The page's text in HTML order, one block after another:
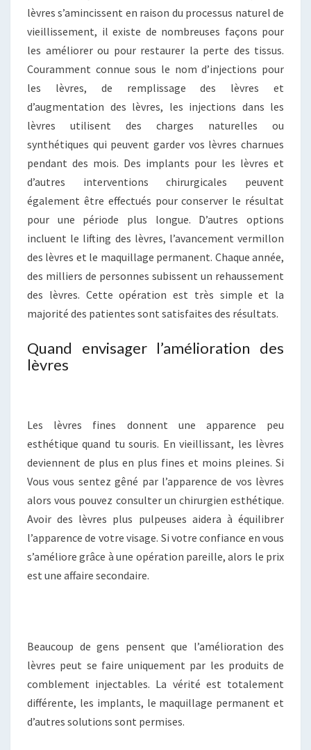
lèvres s’amincissent en raison du processus naturel de
vieillissement, il existe de nombreuses façons pour
les améliorer ou pour restaurer la perte des tissus.
Couramment connue sous le nom d’injections pour
les lèvres, de remplissage des lèvres et
d’augmentation des lèvres, les injections dans les
lèvres utilisent des charges naturelles ou
synthétiques qui peuvent garder vos lèvres charnues
pendant des mois. Des implants pour les lèvres et
d’autres interventions chirurgicales peuvent
également être effectués pour conserver le résultat
pour une période plus longue. D’autres options
incluent le lifting des lèvres, l’avancement vermillon
des lèvres et le maquillage permanent. Chaque année,
des milliers de personnes subissent un rehaussement
des lèvres. Cette opération est très simple et la
majorité des patientes sont satisfaites des résultats.
Quand envisager l’amélioration des
lèvres
Les lèvres fines donnent une apparence peu
esthétique quand tu souris. En vieillissant, les lèvres
deviennent de plus en plus fines et moins pleines. Si
Vous vous sentez gêné par l’apparence de vos lèvres
alors vous pouvez consulter un chirurgien esthétique.
Avoir des lèvres plus pulpeuses aidera à équilibrer
l’apparence de votre visage. Si votre confiance en vous
s’améliore grâce à une opération pareille, alors le prix
est une affaire secondaire.
Beaucoup de gens pensent que l’amélioration des
lèvres peut se faire uniquement par les produits de
comblement injectables. La vérité est totalement
différente, les implants, le maquillage permanent et
d’autres solutions sont permises.